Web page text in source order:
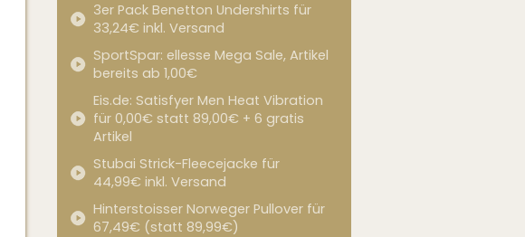
3er Pack Benetton Undershirts für
33,24€ inkl. Versand
SportSpar: ellesse Mega Sale, Artikel
bereits ab 1,00€
Eis.de: Satisfyer Men Heat Vibration
für 0,00€ statt 89,00€ + 6 gratis
Artikel
Stubai Strick-Fleecejacke für
44,99€ inkl. Versand
Hinterstoisser Norweger Pullover für
67,49€ (statt 89,99€)